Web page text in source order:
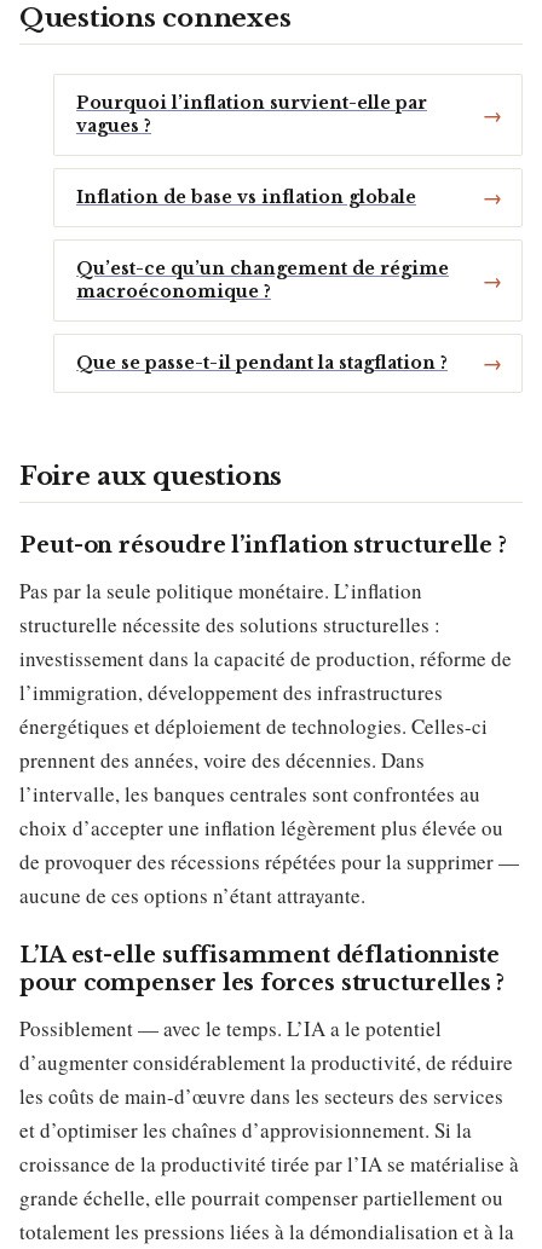
Questions connexes
Pourquoi l’inflation survient-elle par
vagues ?
Inflation de base vs inflation globale
Qu’est-ce qu’un changement de régime
macroéconomique ?
Que se passe-t-il pendant la stagflation ?
Foire aux questions
Peut-on résoudre l’inflation structurelle ?
Pas par la seule politique monétaire. L’inflation
structurelle nécessite des solutions structurelles :
investissement dans la capacité de production, réforme de
l’immigration, développement des infrastructures
énergétiques et déploiement de technologies. Celles-ci
prennent des années, voire des décennies. Dans
l’intervalle, les banques centrales sont confrontées au
choix d’accepter une inflation légèrement plus élevée ou
de provoquer des récessions répétées pour la supprimer —
aucune de ces options n’étant attrayante.
L’IA est-elle suffisamment déflationniste
pour compenser les forces structurelles ?
Possiblement — avec le temps. L’IA a le potentiel
d’augmenter considérablement la productivité, de réduire
les coûts de main-d’œuvre dans les secteurs des services
et d’optimiser les chaînes d’approvisionnement. Si la
croissance de la productivité tirée par l’IA se matérialise à
grande échelle, elle pourrait compenser partiellement ou
totalement les pressions liées à la démondialisation et à la